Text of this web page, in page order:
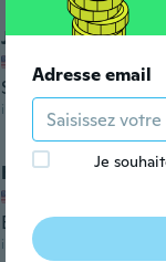
Jeff
Small and has no
il y a 6 ans
Kenneth
EXTREMELY
il y a 6 ans
Adresse email
Je